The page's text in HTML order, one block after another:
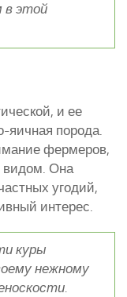
в этой
и ее
яичная порода.
фермеров,
видом. Она
угодий,
интерес.
куры
нежному